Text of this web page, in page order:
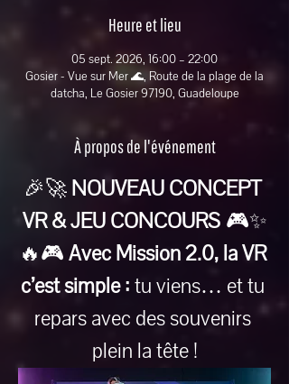
Heure et lieu
05 sept. 2026, 16:00 – 22:00
Gosier - Vue sur Mer 🌊, Route de la plage de la
datcha, Le Gosier 97190, Guadeloupe
À propos de l'événement
🎉🚀 NOUVEAU CONCEPT
VR & JEU CONCOURS 🎮✨
🔥🎮 Avec Mission 2.0, la VR
c’est simple : tu viens… et tu
repars avec des souvenirs
plein la tête !